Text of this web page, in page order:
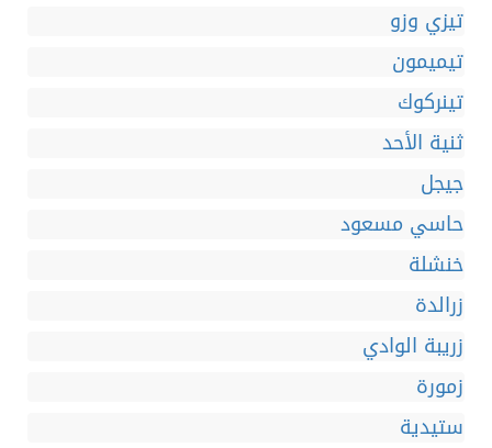
تيزي وزو
تيميمون
تينركوك
ثنية الأحد
جيجل
حاسي مسعود
خنشلة
زرالدة
زريبة الوادي
زمورة
ستيدية